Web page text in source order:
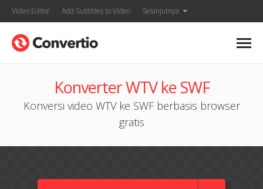
Video Editor Add Subtitles to Video Selanjutnya
Konverter WTV ke SWF
Konversi video WTV ke SWF berbasis browser
gratis